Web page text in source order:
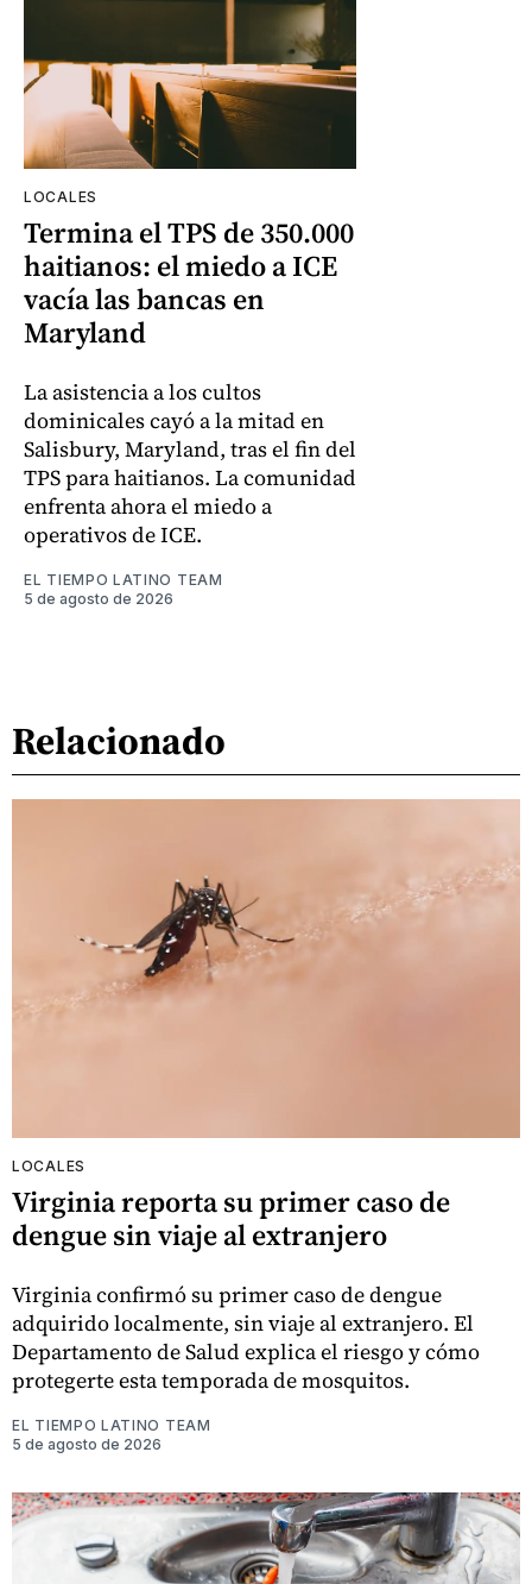
LOCALES
Termina el TPS de 350.000
haitianos: el miedo a ICE
vacía las bancas en
Maryland
La asistencia a los cultos
dominicales cayó a la mitad en
Salisbury, Maryland, tras el fin del
TPS para haitianos. La comunidad
enfrenta ahora el miedo a
operativos de ICE.
EL TIEMPO LATINO TEAM
5 de agosto de 2026
Relacionado
LOCALES
Virginia reporta su primer caso de
dengue sin viaje al extranjero
Virginia confirmó su primer caso de dengue
adquirido localmente, sin viaje al extranjero. El
Departamento de Salud explica el riesgo y cómo
protegerte esta temporada de mosquitos.
EL TIEMPO LATINO TEAM
5 de agosto de 2026